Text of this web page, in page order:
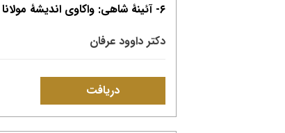
۶- آئینۀ شاهی: واکاوی اندیشۀ مولانا حسین واعظ کاشفی در تکوین مکتب سیاسی هرات
دکتر داوود عرفان
دریافت